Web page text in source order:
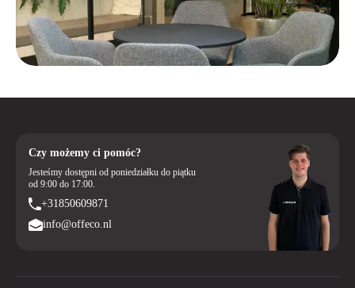
Czy możemy ci pomóc?
Jesteśmy dostępni od poniedziałku do piątku
od 9:00 do 17:00.
+31850609871
info@offeco.nl